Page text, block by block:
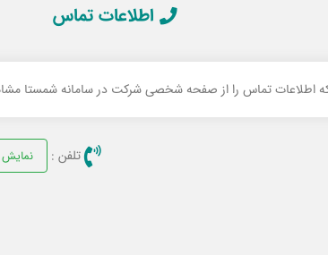
اطلاعات تماس
اطلاعات تماس را از صفحه شخصی شرکت در سامانه شمستا
تلفن : نمایش